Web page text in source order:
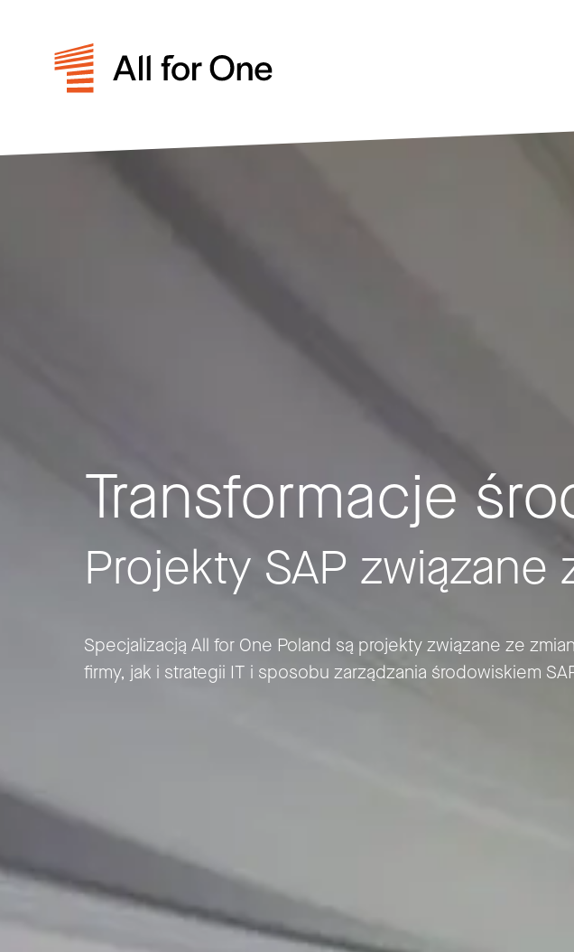
Transformacje
Projekty SAP związane
Specjalizacją All for One Poland są projekty związane ze
firmy, jak i strategii IT i sposobu zarządzania środowiskiem